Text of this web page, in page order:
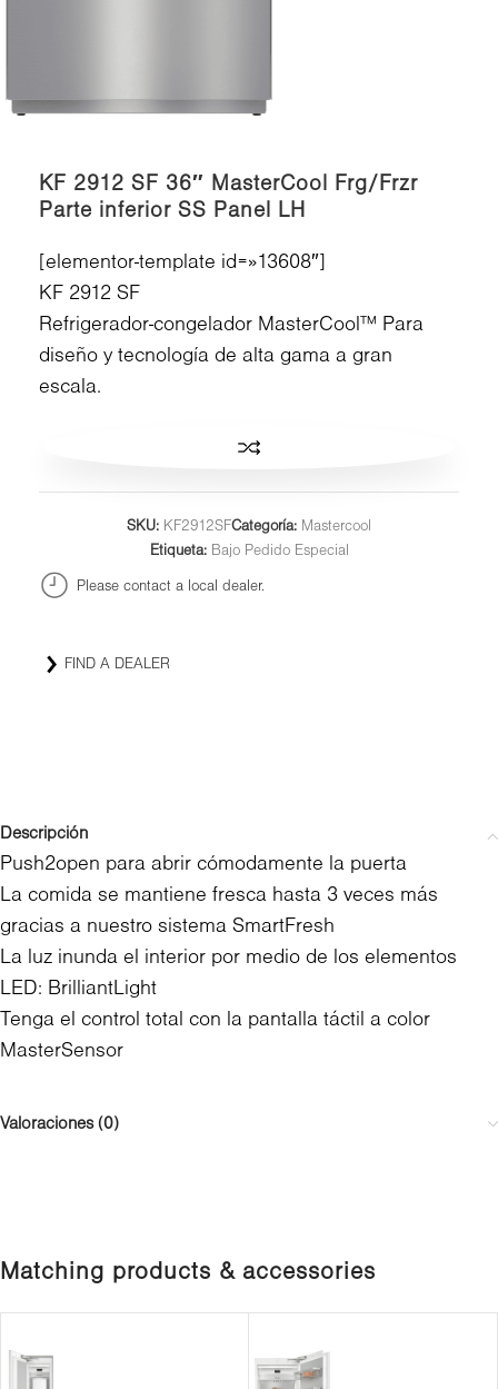
KF 2912 SF 36″ MasterCool Frg/Frzr
Parte inferior SS Panel LH
[elementor-template id=»13608″]
KF 2912 SF
Refrigerador-congelador MasterCool™ Para
diseño y tecnología de alta gama a gran
escala.
SKU: KF2912SFCategoría: Mastercool
Etiqueta: Bajo Pedido Especial
Please contact a local dealer.
FIND A DEALER
Descripción
Push2open para abrir cómodamente la puerta
La comida se mantiene fresca hasta 3 veces más
gracias a nuestro sistema SmartFresh
La luz inunda el interior por medio de los elementos
LED: BrilliantLight
Tenga el control total con la pantalla táctil a color
MasterSensor
Valoraciones (0)
Matching products & accessories